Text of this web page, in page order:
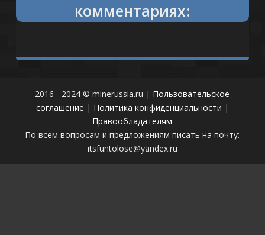
комментариях:
2016 - 2024 © minerussia.ru | Пользовательское
соглашение | Политика конфиденциальности |
Правообладателям
По всем вопросам и предложениям писать на почту:
itsfuntolose@yandex.ru